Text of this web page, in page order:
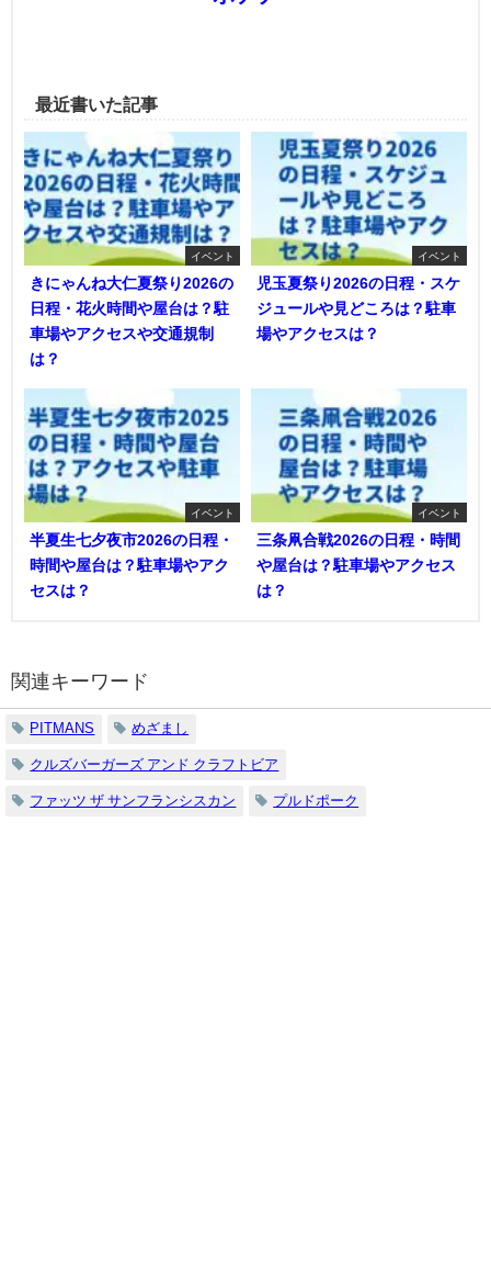
最近書いた記事
イベント
きにゃんね大仁夏祭り2026の
日程・花火時間や屋台は？駐
車場やアクセスや交通規制
は？
イベント
児玉夏祭り2026の日程・スケ
ジュールや見どころは？駐車
場やアクセスは？
イベント
半夏生七夕夜市2026の日程・
時間や屋台は？駐車場やアク
セスは？
イベント
三条凧合戦2026の日程・時間
や屋台は？駐車場やアクセス
は？
関連キーワード
PITMANS めざまし
クルズバーガーズ アンド クラフトビア
ファッツ ザ サンフランシスカン プルドポーク